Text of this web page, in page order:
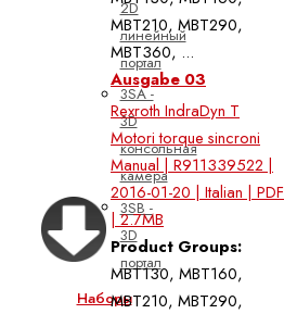
2D
линейный
портал
3SA -
3D
консольная
камера
3SB -
3D
портал
Наборы
MBT210, MBT290,
MBT360, ...
Ausgabe 03
Rexroth IndraDyn T
Motori torque sincroni
Manual | R911339522 |
2016-01-20 | Italian | PDF
| 2.7MB
Product Groups:
MBT130, MBT160,
MBT210, MBT290,